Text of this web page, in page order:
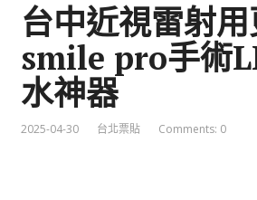
台中近視雷射
smile pro手術
水神器
2025-04-30 台北票貼 Comments: 0